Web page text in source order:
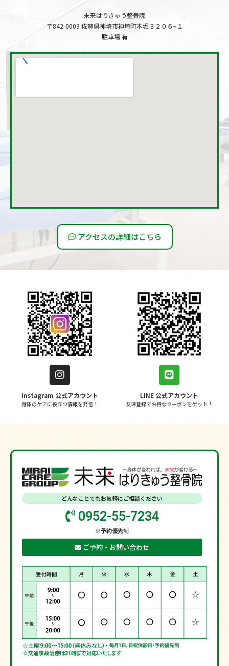
未来はりきゅう整骨院
〒842-0003 佐賀県神埼市神埼町本堀３２０６−１
駐車場 有
アクセスの詳細はこちら
Instagram 公式アカウント
身体のケアに役立つ情報を発信！
LINE 公式アカウント
友達登録でお得なクーポンをゲット！
どんなことでもお気軽にご相談ください
0952-55-7234
※予約優先制
ご予約・お問い合わせ